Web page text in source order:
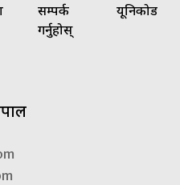
सम्पर्क
गर्नुहोस्
यूनिकोड